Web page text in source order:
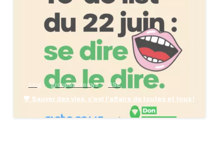
groupe Artemys RSE
💙 Sauver des vies, c’est l’affaire de toutes et tous !